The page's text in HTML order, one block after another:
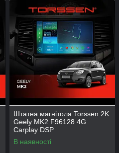
Штатна магнітола Torssen 2K
Geely MK2 F96128 4G
Carplay DSP
В наявності